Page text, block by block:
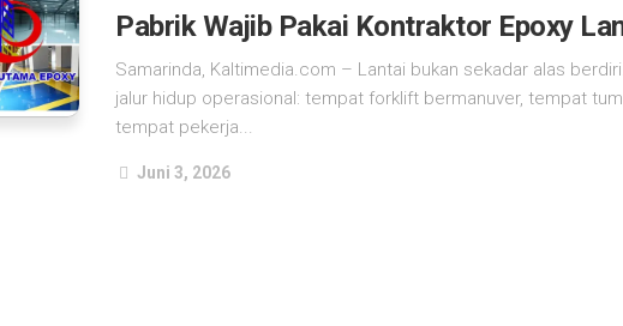
Pabrik Wajib Pakai Kontraktor Epoxy
Samarinda, Kaltimedia.com – Lantai bukan sekadar alas
jalur hidup operasional: tempat forklift bermanuver, tempat
tempat pekerja...
Juni 3, 2026